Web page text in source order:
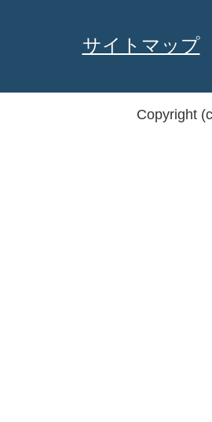
サイトマップ
Copyright